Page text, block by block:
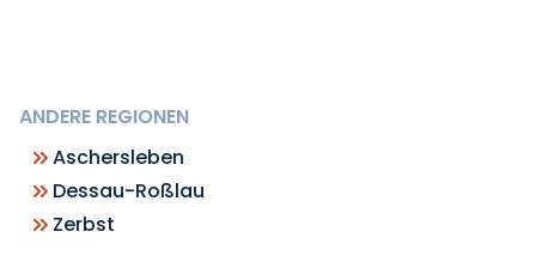
ANDERE REGIONEN
Aschersleben
Dessau-Roßlau
Zerbst